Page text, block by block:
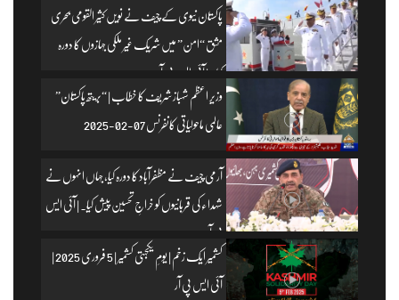
پاکستان نیوی کے چیف نے نویں کثیر القومی بحری
مشق “امن” میں شریک غیر ملکی جہازوں کا دورہ
کیا۔ | آئی ایس پی آر
وزیرِ اعظم شہباز شریف کا خطاب | “بریتھ پاکستان”
عالمی ماحولیاتی کانفرنس 07-02-2025
آرمی چیف نے مظفرآباد کا دورہ کیا، جہاں انہوں نے
شہداء کی قربانیوں کو خراجِ تحسین پیش کیا۔ | آئی ایس
پی آر
کشمیر ایک زخم | یومِ یکجہتی کشمیر | 5 فروری 2025 |
آئی ایس پی آر